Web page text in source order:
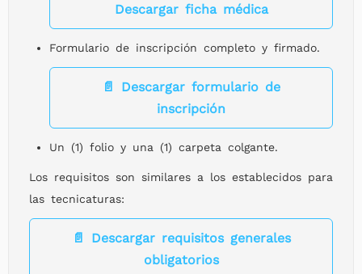
Descargar ficha médica
Formulario de inscripción completo y firmado.
📄 Descargar formulario de
inscripción
Un (1) folio y una (1) carpeta colgante.
Los requisitos son similares a los establecidos para
las tecnicaturas:
📄 Descargar requisitos generales
obligatorios